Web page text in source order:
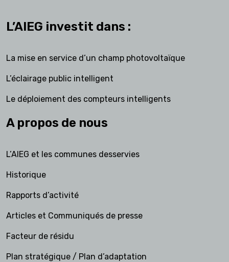
L’AIEG investit dans :
La mise en service d’un champ photovoltaïque
L’éclairage public intelligent
Le déploiement des compteurs intelligents
A propos de nous
L’AIEG et les communes desservies
Historique
Rapports d’activité
Articles et Communiqués de presse
Facteur de résidu
Plan stratégique / Plan d’adaptation